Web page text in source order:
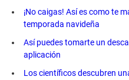
¡No caigas! Así es como te
temporada navideña
Así puedes tomarte un
aplicación
Los científicos descubren